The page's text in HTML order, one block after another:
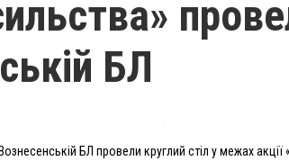
БЛ
БЛ провели круглий стіл у межах акції